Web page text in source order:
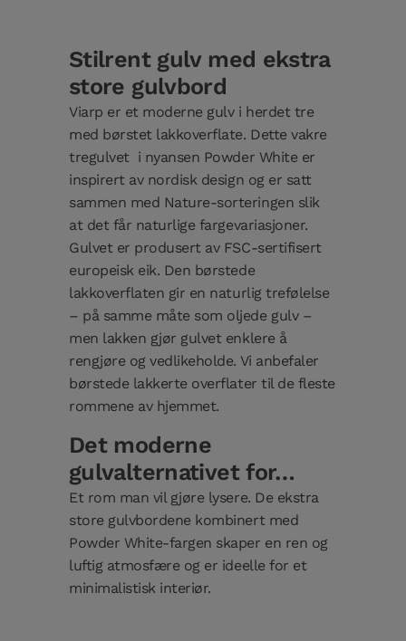
Stilrent gulv med ekstra
store gulvbord
Viarp er et moderne gulv i herdet tre
med børstet lakkoverflate. Dette vakre
tregulvet i nyansen Powder White er
inspirert av nordisk design og er satt
sammen med Nature-sorteringen slik
at det får naturlige fargevariasjoner.
Gulvet er produsert av FSC-sertifisert
europeisk eik. Den børstede
lakkoverflaten gir en naturlig trefølelse
– på samme måte som oljede gulv –
men lakken gjør gulvet enklere å
rengjøre og vedlikeholde. Vi anbefaler
børstede lakkerte overflater til de fleste
rommene av hjemmet.
Det moderne
gulvalternativet for…
Et rom man vil gjøre lysere. De ekstra
store gulvbordene kombinert med
Powder White-fargen skaper en ren og
luftig atmosfære og er ideelle for et
minimalistisk interiør.